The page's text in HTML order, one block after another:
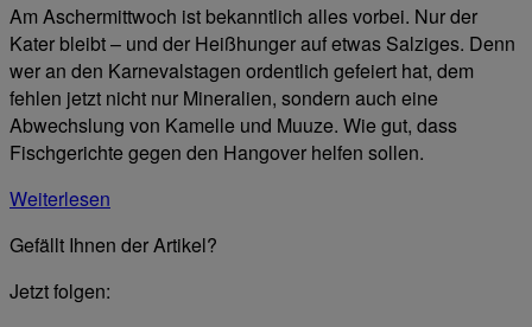
Am Aschermittwoch ist bekanntlich alles vorbei. Nur der
Kater bleibt – und der Heißhunger auf etwas Salziges. Denn
wer an den Karnevalstagen ordentlich gefeiert hat, dem
fehlen jetzt nicht nur Mineralien, sondern auch eine
Abwechslung von Kamelle und Muuze. Wie gut, dass
Fischgerichte gegen den Hangover helfen sollen.
Weiterlesen
Gefällt Ihnen der Artikel?
Jetzt folgen: